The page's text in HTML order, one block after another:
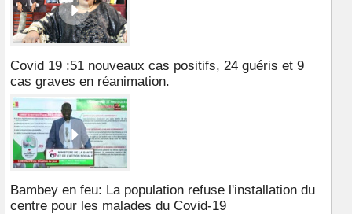
Covid 19 :51 nouveaux cas positifs, 24 guéris et 9
cas graves en réanimation.
Bambey en feu: La population refuse l'installation du
centre pour les malades du Covid-19